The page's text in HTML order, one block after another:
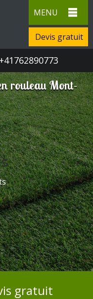
MENU
Devis gratuit
+41762890773
rouleau Mont-
gratuit